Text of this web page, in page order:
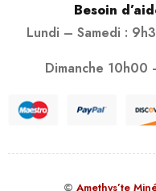
Besoin
Lundi – Samedi :
Dimanche
© Amethys’te